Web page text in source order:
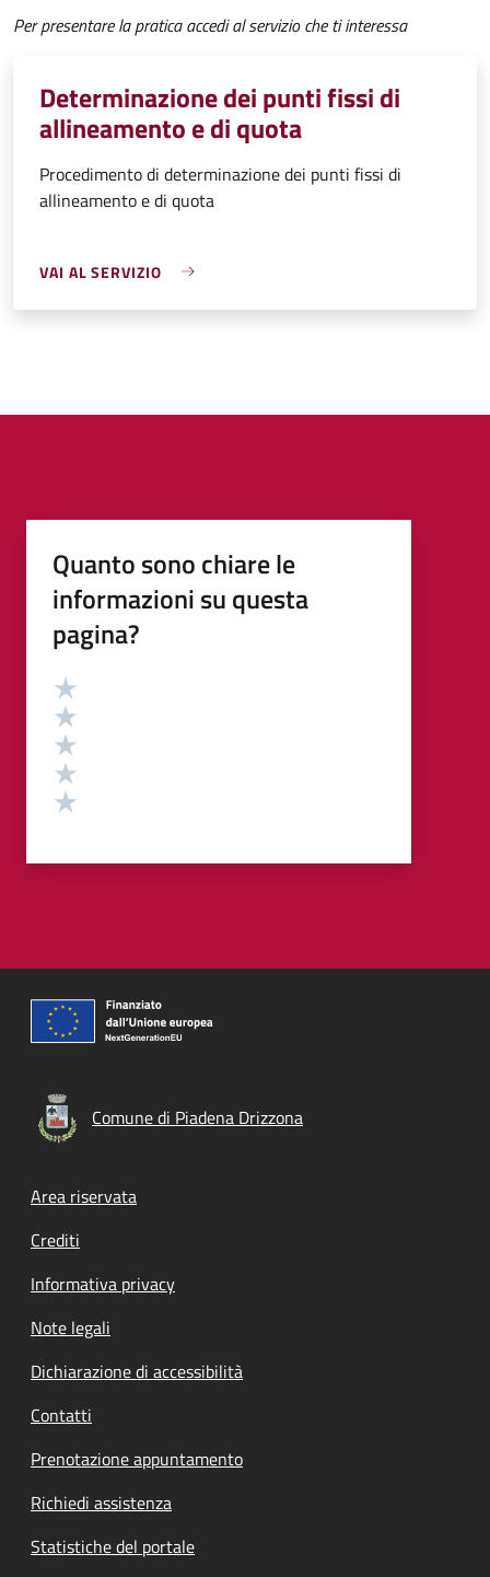
Per presentare la pratica accedi al servizio che ti interessa
Determinazione dei punti fissi di
allineamento e di quota
Procedimento di determinazione dei punti fissi di
allineamento e di quota
VAI AL SERVIZIO
Quanto sono chiare le
informazioni su questa
pagina?
Valutazione
Comune di Piadena Drizzona
Footer menu
Area riservata
Crediti
Informativa privacy
Note legali
Dichiarazione di accessibilità
Contatti
Prenotazione appuntamento
Richiedi assistenza
Statistiche del portale